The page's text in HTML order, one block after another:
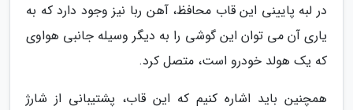
در لبه پایینی این قاب محافظ، آهن ربا نیز وجود دارد که به
یاری آن می توان این گوشی را به دیگر وسیله جانبی هواوی
که یک هولد خودرو است، متصل کرد.
همچنین باید اشاره کنیم که این قاب، پشتیبانی از شارژ